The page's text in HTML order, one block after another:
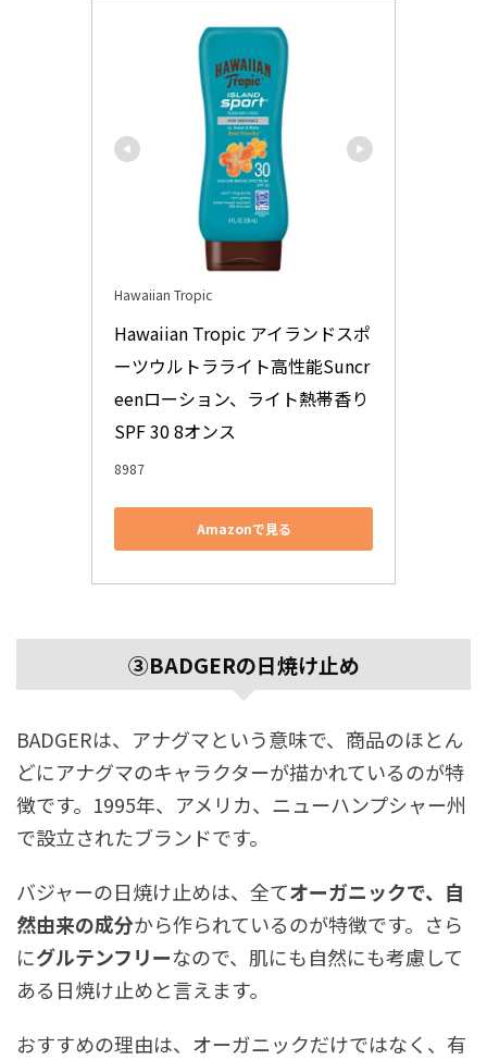
Hawaiian Tropic
Hawaiian Tropic アイランドスポ
ーツウルトラライト高性能Suncr
eenローション、ライト熱帯香り
SPF 30 8オンス
8987
Amazonで見る
③BADGERの日焼け止め
BADGERは、アナグマという意味で、商品のほとん
どにアナグマのキャラクターが描かれているのが特
徴です。1995年、アメリカ、ニューハンプシャー州
で設立されたブランドです。
バジャーの日焼け止めは、全てオーガニックで、自
然由来の成分から作られているのが特徴です。さら
にグルテンフリーなので、肌にも自然にも考慮して
ある日焼け止めと言えます。
おすすめの理由は、オーガニックだけではなく、有